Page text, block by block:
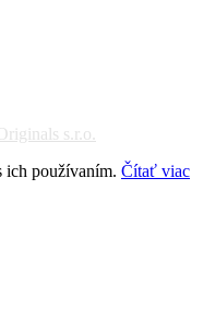
s.r.o.
ich používaním. Čítať viac